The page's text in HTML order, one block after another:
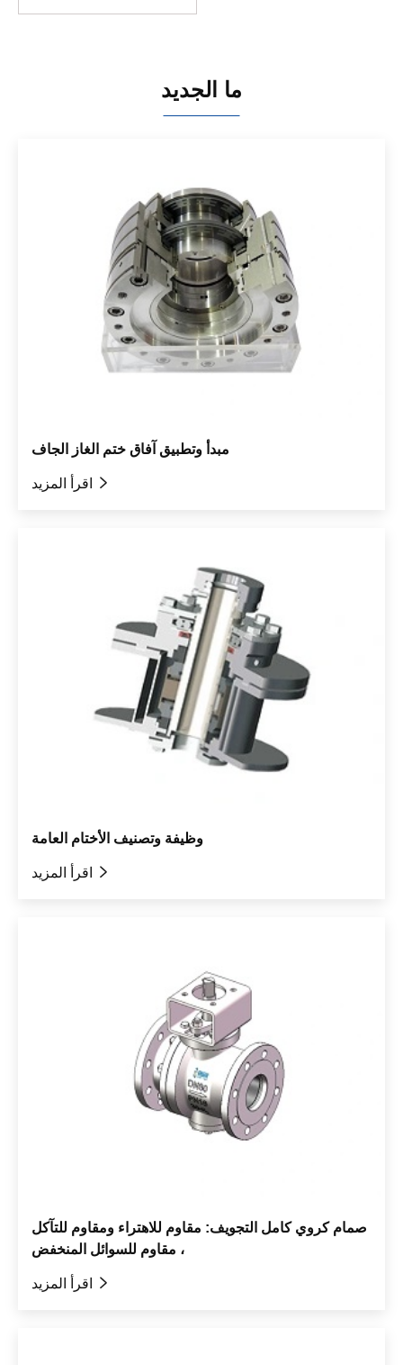
ما الجديد
مبدأ وتطبيق آفاق ختم الغاز الجاف

وظيفة وتصنيف الأختام العامة

صمام كروي كامل التجويف: مقاوم للاهتراء ومقاوم للتآكل
، مقاوم للسوائل المنخفض
